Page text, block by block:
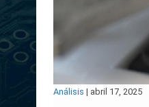
Análisis | abril 17, 2025